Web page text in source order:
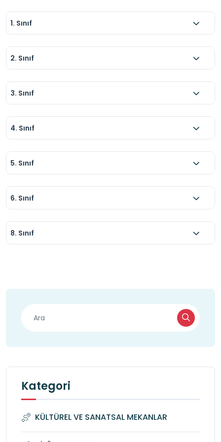
1. Sınıf
2. Sınıf
3. Sınıf
4. Sınıf
5. Sınıf
6. Sınıf
8. Sınıf
Kategori
KÜLTÜREL VE SANATSAL MEKANLAR